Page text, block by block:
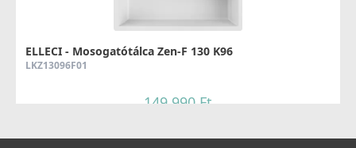
Elleci ATH043WD Vágódeszka HPL - Barna
ELLECI - Mosogatótálca Zen-F 130 K96
LKZ13096F01
149 990 Ft
Részletek